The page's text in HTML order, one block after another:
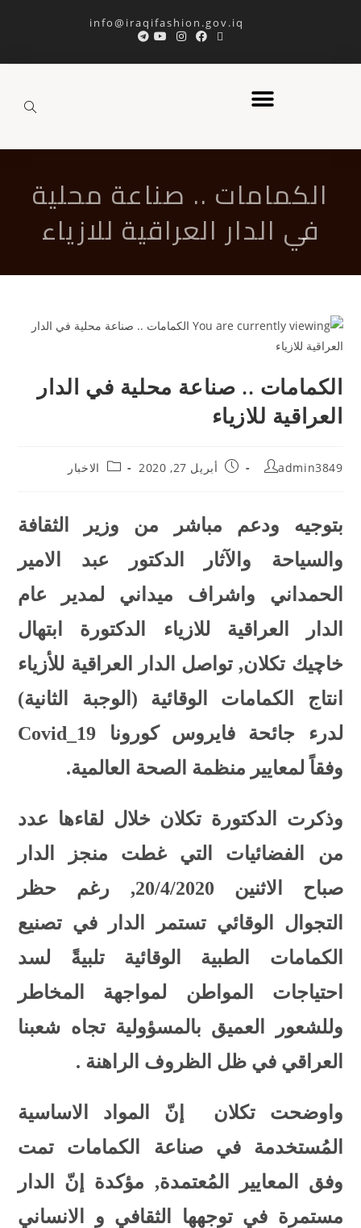
الكمامات .. صناعة محلية
في الدار العراقية للازياء
الكمامات .. صناعة محلية في الدار
العراقية للازياء
admin3849 أبريل 27, 2020 الاخبار
بتوجيه ودعم مباشر من وزير الثقافة
والسياحة والآثار الدكتور عبد الامير
الحمداني واشراف ميداني لمدير عام
الدار العراقية للازياء الدكتورة ابتهال
خاچيك تكلان, تواصل الدار العراقية للأزياء
انتاج الكمامات الوقائية (الوجبة الثانية)
لدرء جائحة فايروس كورونا Covid_19
وفقاً لمعايير منظمة الصحة العالمية.
وذكرت الدكتورة تكلان خلال لقاءها عدد
من الفضائيات التي غطت منجز الدار
صباح الاثنين 20/4/2020, رغم حظر
التجوال الوقائي تستمر الدار في تصنيع
الكمامات الطبية الوقائية تلبيةً لسد
احتياجات المواطن لمواجهة المخاطر
وللشعور العميق بالمسؤولية تجاه شعبنا
العراقي في ظل الظروف الراهنة .
واوضحت تكلان إنّ المواد الاساسية
المُستخدمة في صناعة الكمامات تمت
وفق المعايير المُعتمدة, مؤكدة إنّ الدار
مستمرة في توجهها الثقافي و الانساني